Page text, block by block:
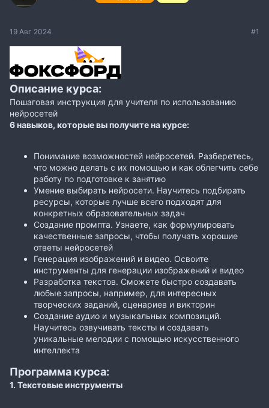
19 Авг 2024 #1
Описание курса:
Пошаговая инструкция для учителя по использованию
нейросетей
6 навыков, которые вы получите на курсе:
Понимание возможностей нейросетей. Разберетесь,
что можно делать с их помощью и как облегчить себе
работу по подготовке к занятию
Умение выбирать нейросети. Научитесь подбирать
ресурсы, которые лучше всего подходят для
конкретных образовательных задач
Создание промпта. Узнаете, как формулировать
качественные запросы, чтобы получать хорошие
ответы нейросетей
Генерация изображений и видео. Освоите
инструменты для генерации изображений и видео
Разработка текстов. Сможете быстро создавать
любые запросы, например, для интересных
творческих заданий, сценариев и викторин
Создание аудио и музыкальных композиций.
Научитесь озвучивать тексты и создавать
уникальные мелодии с помощью искусственного
интеллекта
Программа курса:
1. Текстовые инструменты